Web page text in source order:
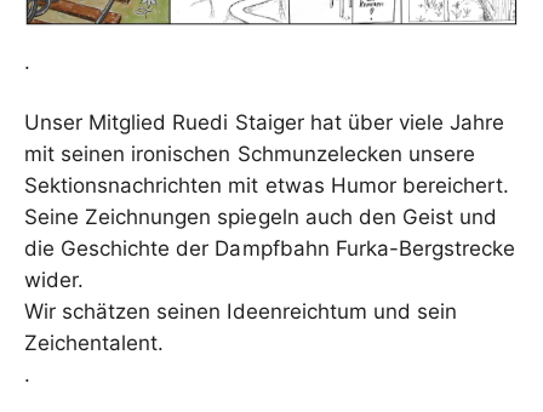
.
Unser Mitglied Ruedi Staiger hat über viele Jahre
mit seinen ironischen Schmunzelecken unsere
Sektionsnachrichten mit etwas Humor bereichert.
Seine Zeichnungen spiegeln auch den Geist und
die Geschichte der Dampfbahn Furka-Bergstrecke
wider.
Wir schätzen seinen Ideenreichtum und sein
Zeichentalent.
.